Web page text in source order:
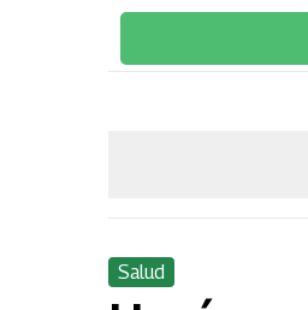
Salud